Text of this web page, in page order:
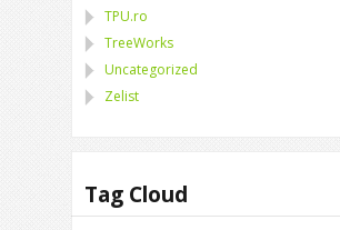
TPU.ro
TreeWorks
Uncategorized
Zelist
Tag Cloud